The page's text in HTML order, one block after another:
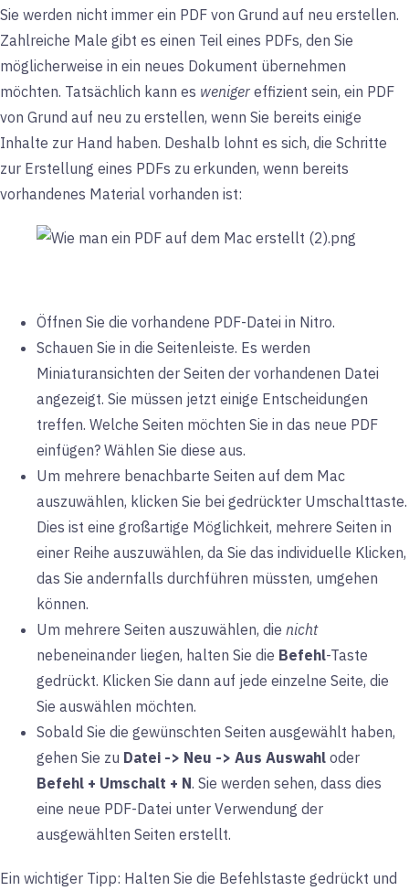
Sie werden nicht immer ein PDF von Grund auf neu erstellen.
Zahlreiche Male gibt es einen Teil eines PDFs, den Sie
möglicherweise in ein neues Dokument übernehmen
möchten. Tatsächlich kann es weniger effizient sein, ein PDF
von Grund auf neu zu erstellen, wenn Sie bereits einige
Inhalte zur Hand haben. Deshalb lohnt es sich, die Schritte
zur Erstellung eines PDFs zu erkunden, wenn bereits
vorhandenes Material vorhanden ist:
Öffnen Sie die vorhandene PDF-Datei in Nitro.
Schauen Sie in die Seitenleiste. Es werden
Miniaturansichten der Seiten der vorhandenen Datei
angezeigt. Sie müssen jetzt einige Entscheidungen
treffen. Welche Seiten möchten Sie in das neue PDF
einfügen? Wählen Sie diese aus.
Um mehrere benachbarte Seiten auf dem Mac
auszuwählen, klicken Sie bei gedrückter Umschalttaste.
Dies ist eine großartige Möglichkeit, mehrere Seiten in
einer Reihe auszuwählen, da Sie das individuelle Klicken,
das Sie andernfalls durchführen müssten, umgehen
können.
Um mehrere Seiten auszuwählen, die nicht
nebeneinander liegen, halten Sie die Befehl-Taste
gedrückt. Klicken Sie dann auf jede einzelne Seite, die
Sie auswählen möchten.
Sobald Sie die gewünschten Seiten ausgewählt haben,
gehen Sie zu Datei -> Neu -> Aus Auswahl oder
Befehl + Umschalt + N. Sie werden sehen, dass dies
eine neue PDF-Datei unter Verwendung der
ausgewählten Seiten erstellt.
Ein wichtiger Tipp: Halten Sie die Befehlstaste gedrückt und